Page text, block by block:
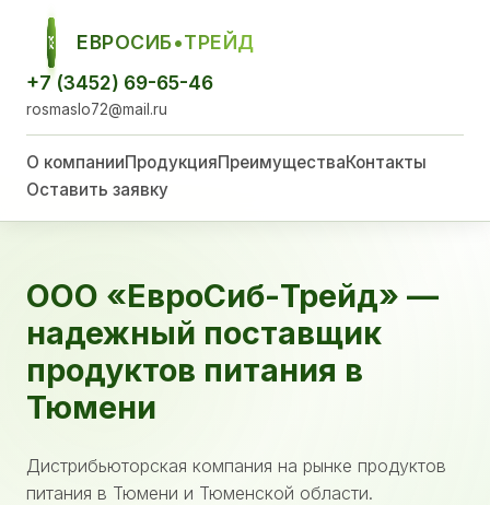
ЕСТ
ЕВРОСИБ•ТРЕЙД
+7 (3452) 69-65-46
rosmaslo72@mail.ru
О компанииПродукцияПреимуществаКонтакты
Оставить заявку
ООО «ЕвроСиб-Трейд» —
надежный поставщик
продуктов питания в
Тюмени
Дистрибьюторская компания на рынке продуктов
питания в Тюмени и Тюменской области.